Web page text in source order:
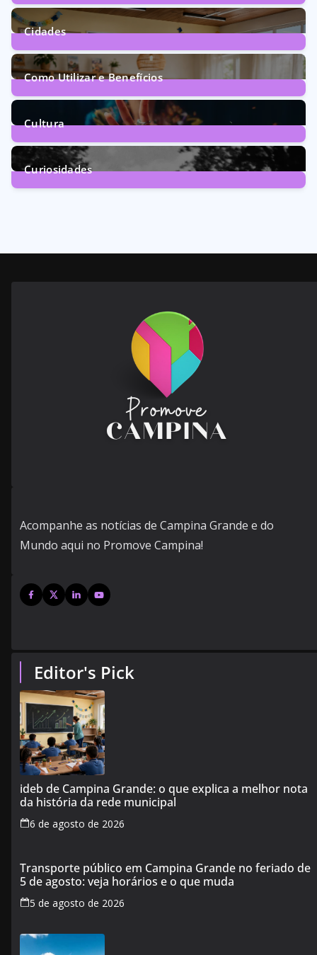
1Post
Cidades
71Posts
Como Utilizar e Benefícios
160Posts
Cultura
246Posts
Curiosidades
Acompanhe as notícias de Campina Grande e do
Mundo aqui no Promove Campina!
Editor's Pick
ideb de Campina Grande: o que explica a melhor nota
da história da rede municipal
6 de agosto de 2026
Transporte público em Campina Grande no feriado de
5 de agosto: veja horários e o que muda
5 de agosto de 2026